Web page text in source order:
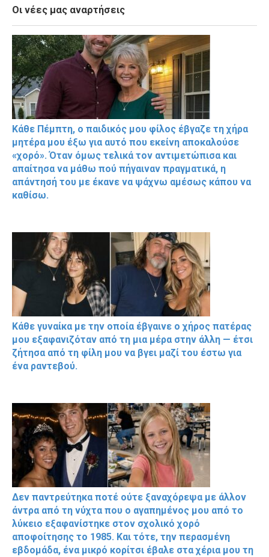
Οι νέες μας αναρτήσεις
Κάθε Πέμπτη, ο παιδικός μου φίλος έβγαζε τη χήρα
μητέρα μου έξω για αυτό που εκείνη αποκαλούσε
«χορό». Όταν όμως τελικά τον αντιμετώπισα και
απαίτησα να μάθω πού πήγαιναν πραγματικά, η
απάντησή του με έκανε να ψάχνω αμέσως κάπου να
καθίσω.
Κάθε γυναίκα με την οποία έβγαινε ο χήρος πατέρας
μου εξαφανιζόταν από τη μια μέρα στην άλλη — έτσι
ζήτησα από τη φίλη μου να βγει μαζί του έστω για
ένα ραντεβού.
Δεν παντρεύτηκα ποτέ ούτε ξαναχόρεψα με άλλον
άντρα από τη νύχτα που ο αγαπημένος μου από το
λύκειο εξαφανίστηκε στον σχολικό χορό
αποφοίτησης το 1985. Και τότε, την περασμένη
εβδομάδα, ένα μικρό κορίτσι έβαλε στα χέρια μου τη